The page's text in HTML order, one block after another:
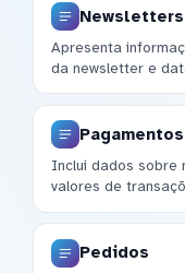
Newsletters
Apresenta
da newsletter e
Pagamentos
Inclui dados sobre
valores de
Pedidos